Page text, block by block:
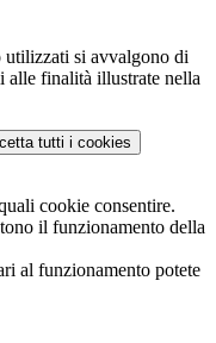
utilizzati si avvalgono di
alle finalità illustrate nella
tutti i cookies
cookie consentire.
il funzionamento della
al funzionamento potete